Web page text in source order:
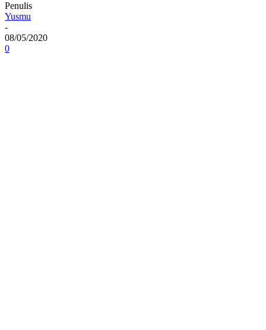
Penulis
Yusmu
-
08/05/2020
0